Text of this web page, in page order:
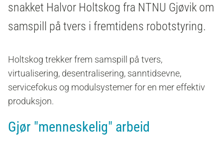
snakket Halvor Holtskog fra NTNU Gjøvik om
samspill på tvers i fremtidens robotstyring.
Holtskog trekker frem samspill på tvers,
virtualisering, desentralisering, sanntidsevne,
servicefokus og modulsystemer for en mer effektiv
produksjon.
Gjør "menneskelig" arbeid